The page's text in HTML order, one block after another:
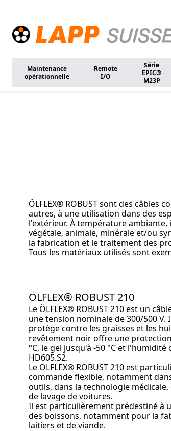
Maintenance
opérationnelle
Remote
I/O
Série
EPIC®
M23P
ÖLFLEX® ROBUST sont des
autres, à une utilisation dans des
l'extérieur. À température ambiante,
végétale, animale, minérale et/ou
la fabrication et le traitement des
Tous les matériaux utilisés sont
ÖLFLEX® ROBUST 210
Le ÖLFLEX® ROBUST 210 est un
une tension nominale de 300/500
protège contre les graisses et les
revêtement noir offre une
°C, le gel jusqu'à -50 °C et
HD605.S2.
Le ÖLFLEX® ROBUST 210 est
commande flexible, notamment
outils, dans la technologie
de lavage de voitures.
Il est particulièrement prédestiné à
des boissons, notamment pour la
laitiers et de viande.